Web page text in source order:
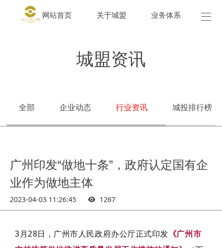
网站首页 关于城盟 业务体系 城
城盟资讯
全部 企业动态 行业资讯 城投排行榜
广州印发“做地十条”，政府认定国有企
业作为做地主体
2023-04-03 11:26:45 1267
3月28日，广州市人民政府办公厅正式印发 《广州市